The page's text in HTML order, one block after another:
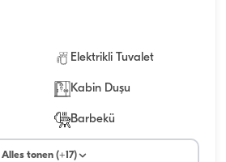
Elektrikli Tuvalet
Kabin Duşu
Barbekü
Alles tonen (+17)